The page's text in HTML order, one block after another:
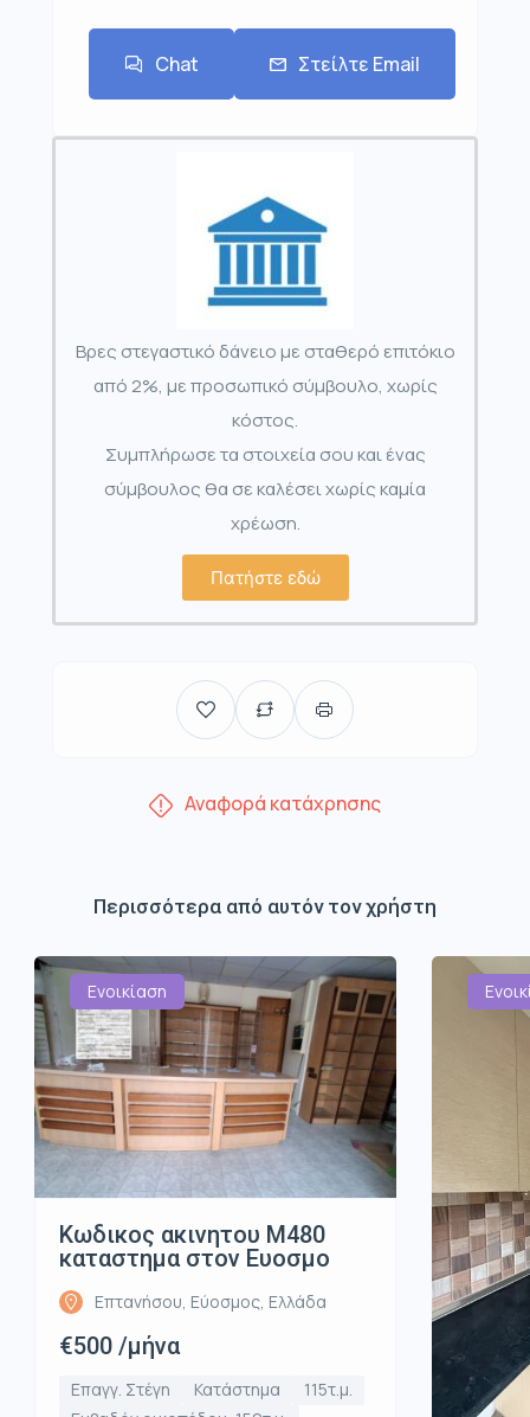
Chat Στείλτε Email
Βρες στεγαστικό δάνειο με σταθερό επιτόκιο
από 2%, με προσωπικό σύμβουλο, χωρίς
κόστος.
Συμπλήρωσε τα στοιχεία σου και ένας
σύμβουλος θα σε καλέσει χωρίς καμία
χρέωση.
Πατήστε εδώ
Αναφορά κατάχρησης
Περισσότερα από αυτόν τον χρήστη
Ενοικίαση
Κωδικος ακινητου Μ480
καταστημα στον Ευοσμο
Επτανήσου, Εύοσμος, Ελλάδα
€500 /μήνα
Επαγγ. Στέγη Κατάστημα
115τ.μ.